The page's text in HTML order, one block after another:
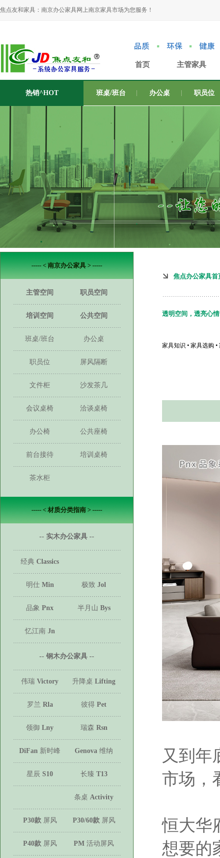
焦点友和家具：南京办公家具网上南京家具市场为您服务！
首页 主管家具
热销^HOT 班桌/班台 办公桌 职员位
----- < 南京办公家具 > -----
主管空间 职员空间
培训空间 公共空间
班桌/班台 办公桌
职员位 屏风隔断
文件柜 沙发茶几
会议桌椅 洽谈桌椅
办公椅 公共座椅
前台接待 培训桌椅
茶水柜
----- < 材质分类指南 > -----
-- 实木办公家具 --
经典 Classics
明仕 Min 极致 Jol
品象 Pnx 半月山 Bys
忆江南 Jn
-- 钢木办公家具 --
伟瑞 Victory 升降桌 Lifting
罗兰 Rla 彼得 Pet
领御 Lny 瑞森 Rsn
DiFan 新时峰 Genova 维纳
星辰 S10 长臻 T13
条桌 Activity
P30款屏风 P30/60款屏风
P40款屏风 PM 活动屏风
焦点办公家具首
透明空间，透亮心
家具知识 • 家具选购 •
又到年
市场，
恒大华
想要的